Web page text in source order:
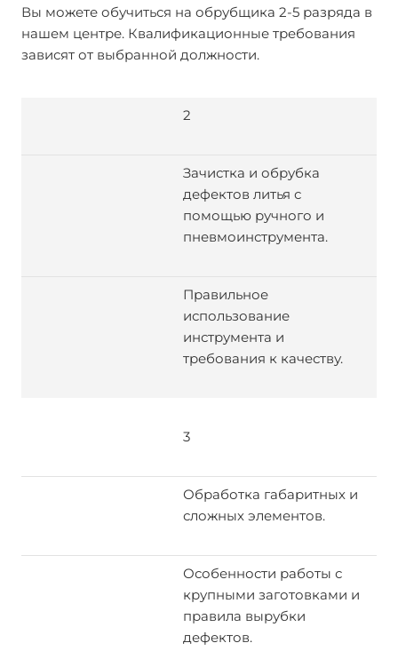
Вы можете обучиться на обрубщика 2-5 разряда в
нашем центре. Квалификационные требования
зависят от выбранной должности.
2
Зачистка и обрубка
дефектов литья с
помощью ручного и
пневмоинструмента.
Правильное
использование
инструмента и
требования к качеству.
3
Обработка габаритных и
сложных элементов.
Особенности работы с
крупными заготовками и
правила вырубки
дефектов.